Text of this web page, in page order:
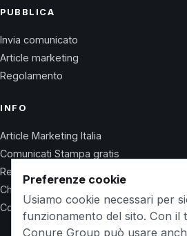
PUBBLICA
Invia comunicato
Article marketing
Regolamento
INFO
Article Marketing Italia
Comunicati Stampa gratis
Regolamento
Chi Siamo
Contatti
Preferenze cookie
Usiamo cookie necessari per
funzionamento del sito. Con il
Conure Group può usare